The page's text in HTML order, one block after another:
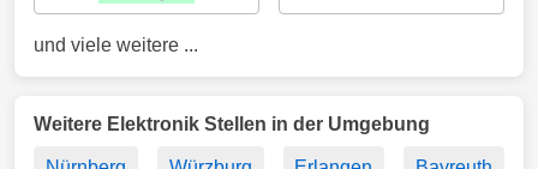
und viele weitere ...
Weitere Elektronik Stellen in der Umgebung